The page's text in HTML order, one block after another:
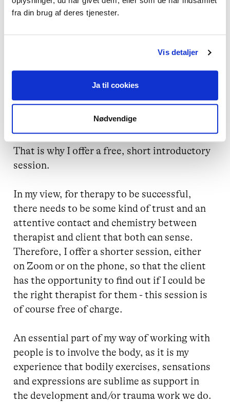
fra din brug af deres tjenester.
Vis detaljer
Ja til cookies
Nødvendige
My priority is to create a safe enough space
And to make the client aware of the body
In order to create a safe and developing
therapeutic space, good contact between
client and therapist is of utmost importance.
That is why I offer a free, short introductory
session.
In my view, for therapy to be successful,
there needs to be some kind of trust and an
attentive contact and chemistry between
therapist and client that both can sense.
Therefore, I offer a shorter session, either
on Zoom or on the phone, so that the client
has the opportunity to find out if I could be
the right therapist for them - this session is
of course free of charge.
An essential part of my way of working with
people is to involve the body, as it is my
experience that bodily exercises, sensations
and expressions are sublime as support in
the development and/or trauma work we do.